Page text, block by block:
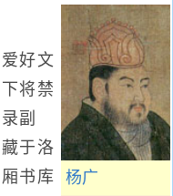
杨广
好文
将禁
副
于洛
书库